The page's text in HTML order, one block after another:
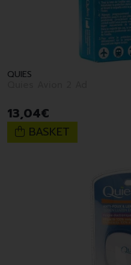
QUIES
13,04€
BASKET